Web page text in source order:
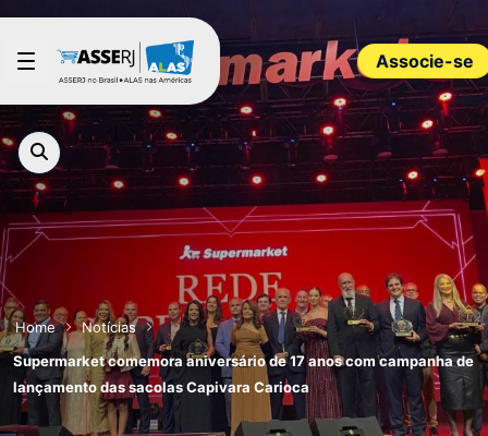
Pular para o Conteúdo principal
Associe-se
Home
Notícias
Supermarket comemora aniversário de 17 anos com campanha de
lançamento das sacolas Capivara Carioca